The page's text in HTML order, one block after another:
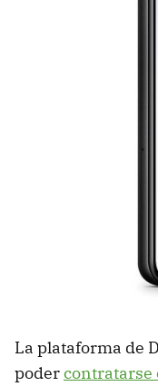
La plataforma de
podercontratarse